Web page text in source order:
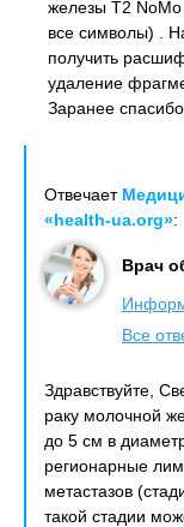
железы T2
все символы) .
получить
удаление
Заранее спасибо.
Отвечает
«health-ua.org»:
Врач
Все
Здравствуйте,
раку молочной
до 5 см в
регионарные
метастазов
такой стадии